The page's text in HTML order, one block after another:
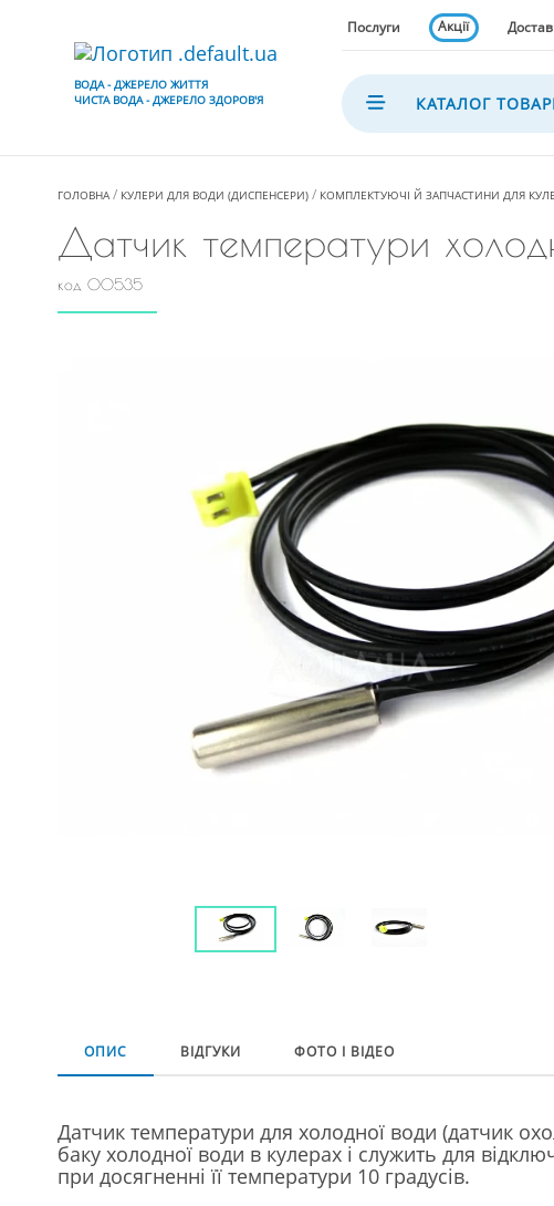
ВОДА - ДЖЕРЕЛО ЖИТТЯ
ЧИСТА ВОДА - ДЖЕРЕЛО ЗДОРОВ'Я
Послуги Акції
КАТАЛОГ
ГОЛОВНА КУЛЕРИ ДЛЯ ВОДИ (ДИСПЕНСЕРИ) КОМПЛЕКТУЮЧІ Й ЗАПЧАСТИНИ ДЛЯ
Датчик температури
код 00535
ОПИС ВІДГУКИ ФОТО І ВІДЕО
Датчик температури для холодної води (датчик
баку холодної води в кулерах і служить для
при досягненні її температури 10 градусів.